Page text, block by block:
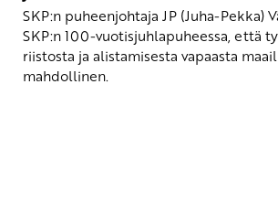
SKP:n puheenjohtaja JP (Juha-Pekka)
SKP:n 100-vuotisjuhlapuheessa, että
riistosta ja alistamisesta vapaasta
mahdollinen.